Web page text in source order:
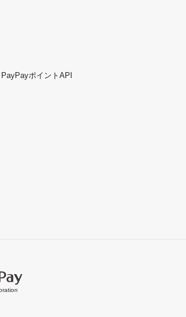
PayPayポイントAPI